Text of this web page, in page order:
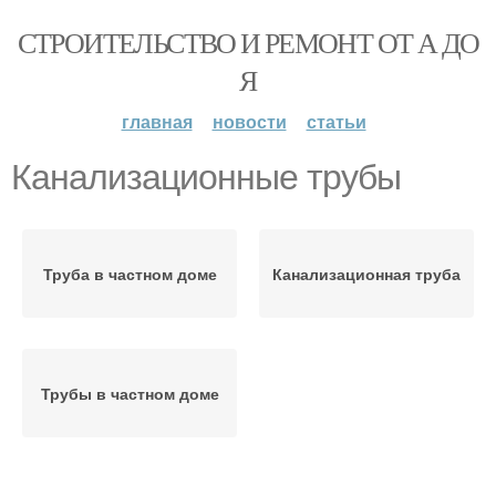
СТРОИТЕЛЬСТВО И РЕМОНТ ОТ А ДО
Я
главная новости статьи
Канализационные трубы
Труба в частном доме Канализационная труба
Трубы в частном доме